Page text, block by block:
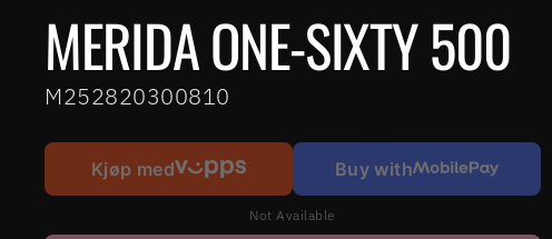
MERIDA ONE-SIXTY 500
M252820300810
Kjøp med Buy with
Not Available